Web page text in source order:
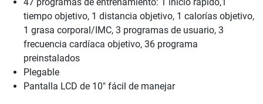
tiempo objetivo, 1 distancia objetivo, 1 calorías objetivo,
1 grasa corporal/IMC, 3 programas de usuario, 3
frecuencia cardíaca objetivo, 36 programa
preinstalados
Plegable
Pantalla LCD de 10" fácil de manejar